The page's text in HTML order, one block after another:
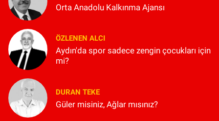
Orta Anadolu Kalkınma Ajansı
ÖZLENEN ALCI
Aydın'da spor sadece zengin çocukları için
mi?
DURAN TEKE
Güler misiniz, Ağlar mısınız?